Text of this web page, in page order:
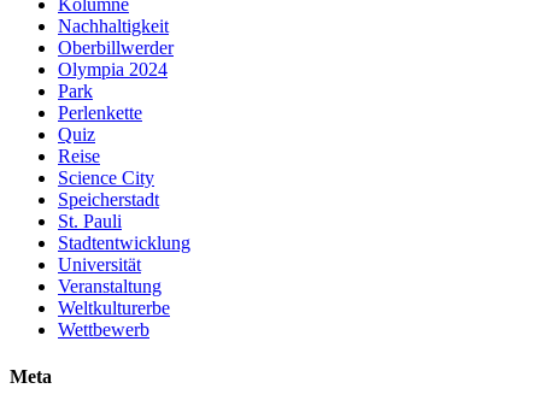
Kolumne
Nachhaltigkeit
Oberbillwerder
Olympia 2024
Park
Perlenkette
Quiz
Reise
Science City
Speicherstadt
St. Pauli
Stadtentwicklung
Universität
Veranstaltung
Weltkulturerbe
Wettbewerb
Meta